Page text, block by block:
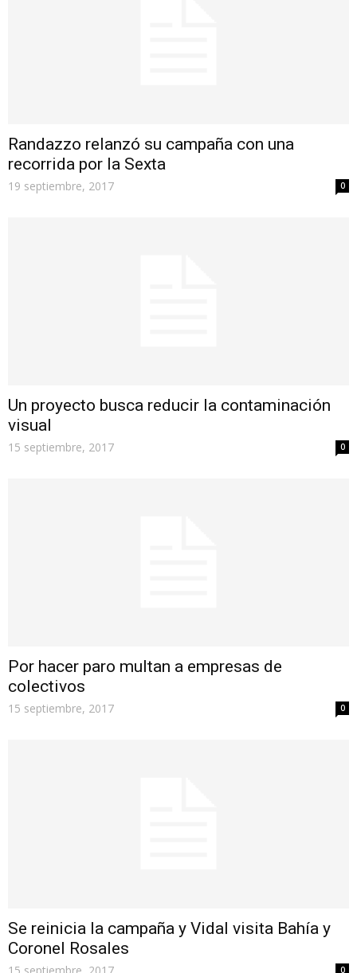
Randazzo relanzó su campaña con una
recorrida por la Sexta
19 septiembre, 2017 0
Un proyecto busca reducir la contaminación
visual
15 septiembre, 2017 0
Por hacer paro multan a empresas de
colectivos
15 septiembre, 2017 0
Se reinicia la campaña y Vidal visita Bahía y
Coronel Rosales
0